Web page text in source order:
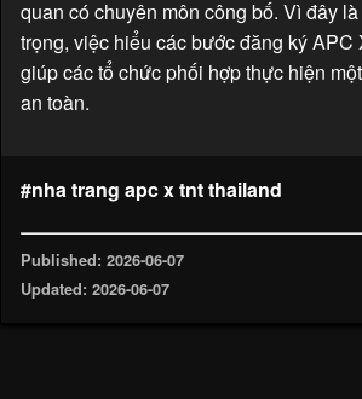
quan có chuyên môn công bố. Vì đây
trọng, việc hiểu các bước đăng ký
giúp các tổ chức phối hợp thực hiện
an toàn.
#nha trang apc x tnt thailand
Published: 2026-06-07
Updated: 2026-06-07